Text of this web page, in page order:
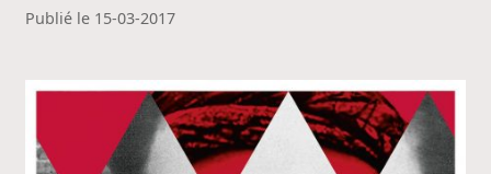
Publié le 15-03-2017